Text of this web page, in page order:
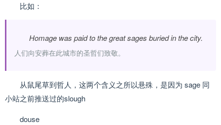
比如：
Homage was paid to the great sages buried in the city.
人们向安葬在此城市的圣哲们致敬。
从鼠尾草到哲人，这两个含义之所以悬殊，是因为 sage 同
小站之前推送过的slough
douse